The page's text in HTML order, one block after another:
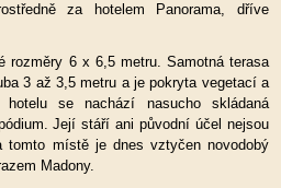
za hotelem Panorama, dříve
rozměry 6 x 6,5 metru. Samotná terasa
3 až 3,5 metru a je pokryta vegetací a
se nachází nasucho skládaná
Její stáří ani původní účel nejsou
tomto místě je dnes vztyčen novodobý
Madony.